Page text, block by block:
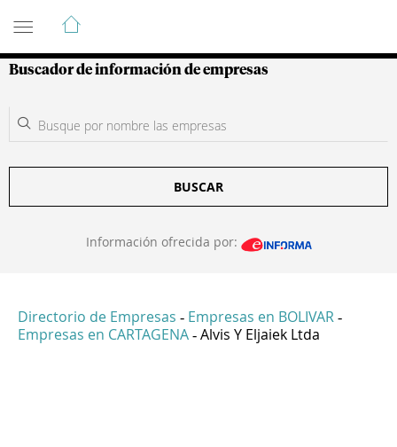
Guía de Empresas Colombianas
Buscador de información de empresas
BUSCAR
Información ofrecida por:
Directorio de Empresas - Empresas en BOLIVAR -
Empresas en CARTAGENA - Alvis Y Eljaiek Ltda